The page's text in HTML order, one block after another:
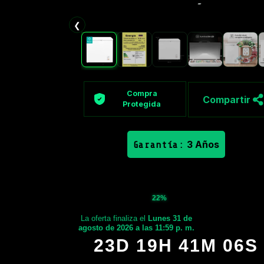
❮
Compra
Protegida
Compartir
Garantía: 3 Años
22%
La oferta finaliza elLunes 31 de
agosto de 2026 a las 11:59 p. m.
23D 19H 41M 05S